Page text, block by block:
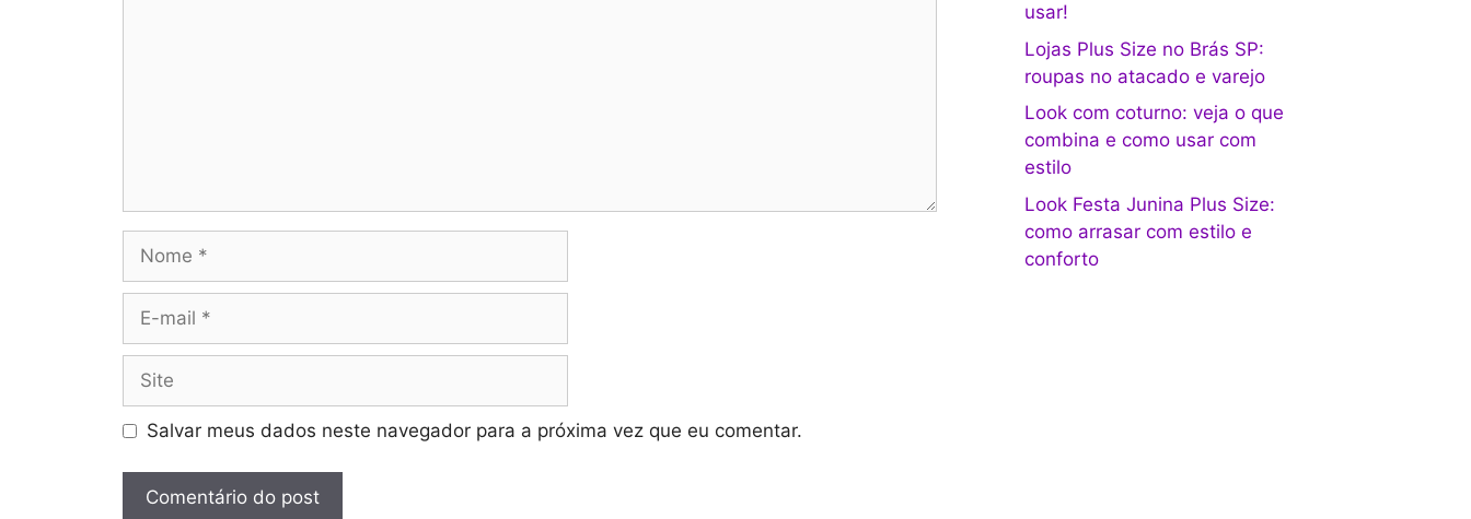
mail
Salvar meus dados neste navegador para a próxima vez que eu comentar.
usar!
Lojas Plus Size no Brás SP:
roupas no atacado e varejo
Look com coturno: veja o que
combina e como usar com
estilo
Look Festa Junina Plus Size:
como arrasar com estilo e
conforto